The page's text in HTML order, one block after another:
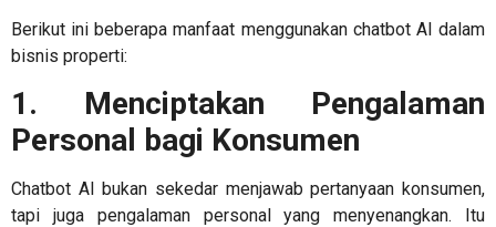
Berikut ini beberapa manfaat menggunakan chatbot AI dalam
bisnis properti:
1. Menciptakan Pengalaman
Personal bagi Konsumen
Chatbot AI bukan sekedar menjawab pertanyaan konsumen,
tapi juga pengalaman personal yang menyenangkan. Itu